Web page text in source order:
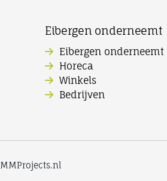
Eibergen onderneemt
Eibergen onderneemt
Horeca
Winkels
Bedrijven
MMProjects.nl